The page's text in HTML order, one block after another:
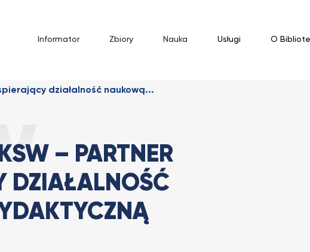
Informator Zbiory Nauka Usługi O
działalność naukową...
– PARTNER
DZIAŁALNOŚĆ